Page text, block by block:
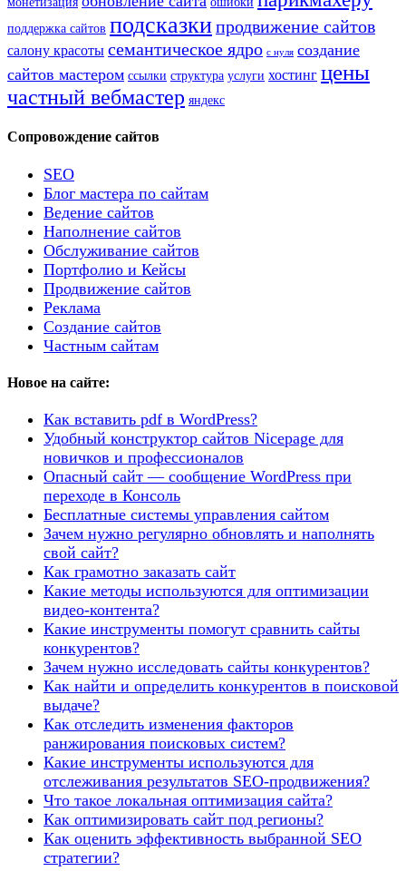
поддержка сайтов подсказкипродвижение сайтов
салону красоты семантическое ядро с нуля создание
сайтов мастером ссылки структура услуги хостинг цены
частный вебмастер яндекс
Сопровождение сайтов
SEO
Блог мастера по сайтам
Ведение сайтов
Наполнение сайтов
Обслуживание сайтов
Портфолио и Кейсы
Продвижение сайтов
Реклама
Создание сайтов
Частным сайтам
Новое на сайте:
Как вставить pdf в WordPress?
Удобный конструктор сайтов Nicepage для
новичков и профессионалов
Опасный сайт — сообщение WordPress при
переходе в Консоль
Бесплатные системы управления сайтом
Зачем нужно регулярно обновлять и наполнять
свой сайт?
Как грамотно заказать сайт
Какие методы используются для оптимизации
видео-контента?
Какие инструменты помогут сравнить сайты
конкурентов?
Зачем нужно исследовать сайты конкурентов?
Как найти и определить конкурентов в поисковой
выдаче?
Как отследить изменения факторов
ранжирования поисковых систем?
Какие инструменты используются для
отслеживания результатов SEO-продвижения?
Что такое локальная оптимизация сайта?
Как оптимизировать сайт под регионы?
Как оценить эффективность выбранной SEO
стратегии?